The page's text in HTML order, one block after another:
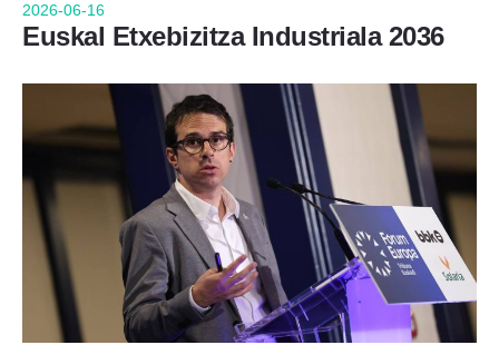
2026-06-16
Euskal Etxebizitza Industriala 2036